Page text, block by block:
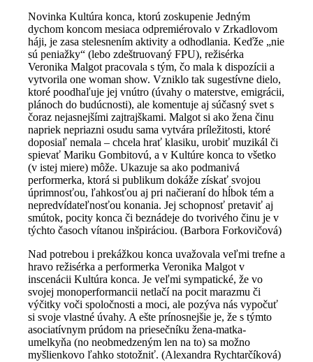
Novinka Kultúra konca, ktorú zoskupenie Jedným
dychom koncom mesiaca odpremiérovalo v Zrkadlovom
háji, je zasa stelesnením aktivity a odhodlania. Keďže „nie
sú peniažky“ (lebo zdeštruovaný FPU), režisérka
Veronika Malgot pracovala s tým, čo mala k dispozícii a
vytvorila one woman show. Vzniklo tak sugestívne dielo,
ktoré poodhaľuje jej vnútro (úvahy o materstve, emigrácii,
plánoch do budúcnosti), ale komentuje aj súčasný svet s
čoraz nejasnejšími zajtrajškami. Malgot si ako žena činu
napriek nepriazni osudu sama vytvára príležitosti, ktoré
doposiaľ nemala – chcela hrať klasiku, urobiť muzikál či
spievať Mariku Gombitovú, a v Kultúre konca to všetko
(v istej miere) môže. Ukazuje sa ako podmanivá
performerka, ktorá si publikum dokáže získať svojou
úprimnosťou, ľahkosťou aj pri načieraní do hĺbok tém a
nepredvídateľnosťou konania. Jej schopnosť pretaviť aj
smútok, pocity konca či beznádeje do tvorivého činu je v
týchto časoch vítanou inšpiráciou. (Barbora Forkovičová)
Nad potrebou i prekážkou konca uvažovala veľmi trefne a
hravo režisérka a performerka Veronika Malgot v
inscenácii Kultúra konca. Je veľmi sympatické, že vo
svojej monoperformancii netlačí na pocit marazmu či
výčitky voči spoločnosti a moci, ale pozýva nás vypočuť
si svoje vlastné úvahy. A ešte prínosnejšie je, že s týmto
asociatívnym prúdom na priesečníku žena-matka-
umelkyňa (no neobmedzeným len na to) sa možno
myšlienkovo ľahko stotožniť. (Alexandra Rychtarčíková)